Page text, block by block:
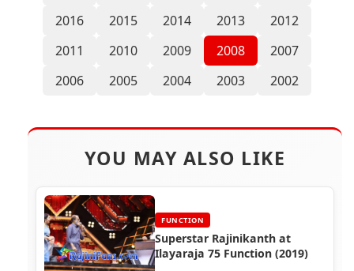
2016
2015 2014 2013
2012
2011
2010 2009 2008
2007
2006
2005 2004 2003 2002
YOU MAY ALSO LIKE
FUNCTION
Superstar Rajinikanth at
Ilayaraja 75 Function (2019)